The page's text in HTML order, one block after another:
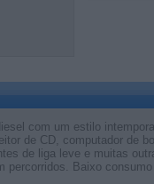
com um estilo
de CD, computador de
de liga leve e muitas
percorridos. Baixo